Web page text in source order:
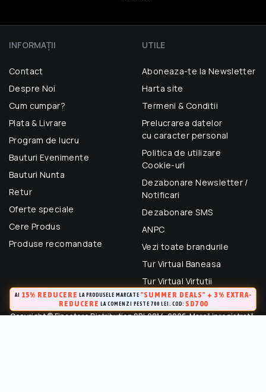
INFORMAŢII
Contact
Despre Noi
Cum cumpar?
Plata & Livrare
Program de lucru
Bauturi Evenimente
Bauturi Nunta
Retur
Oferte speciale
Cere Produs
Produse recomandate
UTILE
Aboneaza-te la Newsletter
Harta site
Termeni & Conditii
Prelucrarea datelor
cu caracter personal
Politica de utilizare
Cookie-uri
Dezabonare Newsletter /
Notificari
Dezabonare SMS
ANPC
Vezi toate brandurile
Tur Virtual Baneasa
Tur Virtual Virtutii
Copyright © Finestore Distribution SRL 2014-2026. Marcă inregistrată.
AI 15% REDUCERE LA PRODUSELE MARCATE "SUMMER DEALS" + 3% EXTRA-
REDUCERE LA COMENZI PESTE 700 LEI. COD: SD700